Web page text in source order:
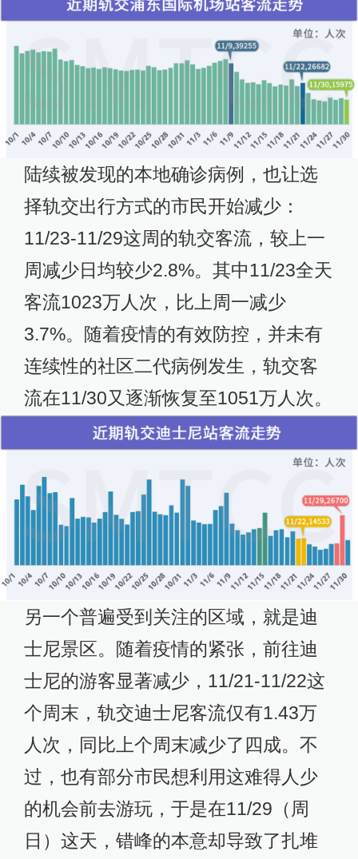
陆续被发现的本地确诊病例，也让选
择轨交出行方式的市民开始减少：
11/23-11/29这周的轨交客流，较上一
周减少日均较少2.8%。其中11/23全天
客流1023万人次，比上周一减少
3.7%。随着疫情的有效防控，并未有
连续性的社区二代病例发生，轨交客
流在11/30又逐渐恢复至1051万人次。
另一个普遍受到关注的区域，就是迪
士尼景区。随着疫情的紧张，前往迪
士尼的游客显著减少，11/21-11/22这
个周末，轨交迪士尼客流仅有1.43万
人次，同比上个周末减少了四成。不
过，也有部分市民想利用这难得人少
的机会前去游玩，于是在11/29（周
日）这天，错峰的本意却导致了扎堆